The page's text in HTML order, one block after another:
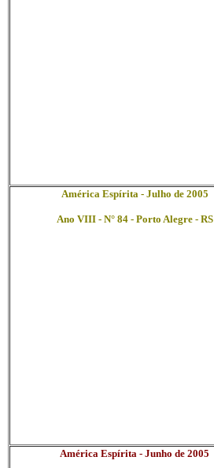
América Espírita - Julho de 2005
Ano VIII - N° 84 - Porto Alegre - RS
América Espírita - Junho de 2005